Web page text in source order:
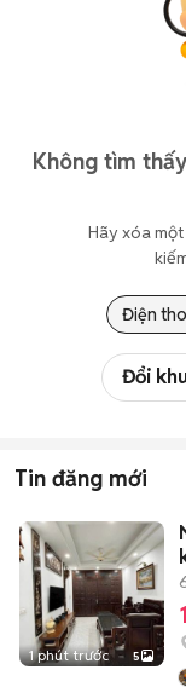
Không tìm
Hãy xóa
Điện
Đổi
Tin đăng mới
1 phút trước 5